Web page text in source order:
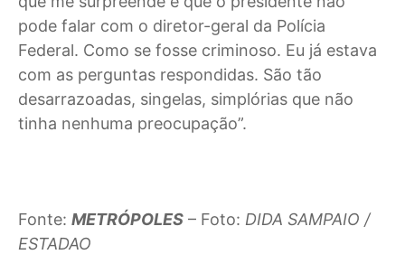
pode falar com o diretor-geral da Polícia
Federal. Como se fosse criminoso. Eu já estava
com as perguntas respondidas. São tão
desarrazoadas, singelas, simplórias que não
tinha nenhuma preocupação”.
Fonte: METRÓPOLES – Foto: DIDA SAMPAIO /
ESTADAO